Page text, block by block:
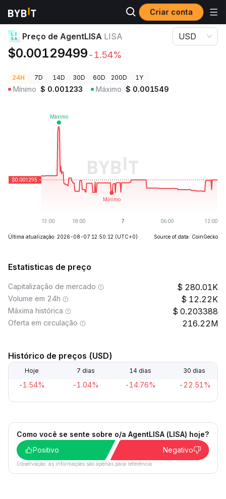
Criar conta
Preços de Criptomoedas Preço de AgentLISA LISA
Preço de AgentLISA LISA
$0.00129499-1.54%
USD
24H 7D 14D 30D 60D 200D 1Y
Mínimo $ 0.001233 Máximo $ 0.001549
Última atualização: 2026-08-07 12:50:12 (UTC+0) Source of data: CoinGecko
Estatisticas de preço
Capitalização de mercado 280.01K
Volume em 24h 12.22K
Máxima histórica 0.203388
Oferta em circulação 216.22M
Histórico de preços (USD)
Hoje 7 dias 14 dias 30 dias
-1.54% -1.04% -14.76% -22.51%
Como você se sente sobre o/a AgentLISA (LISA) hoje?
Positivo
Negativo
Observação: as informações são apenas para referência.